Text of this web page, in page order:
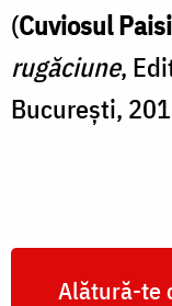
(Cuviosul
rugăciune,
București,
Alătură-te